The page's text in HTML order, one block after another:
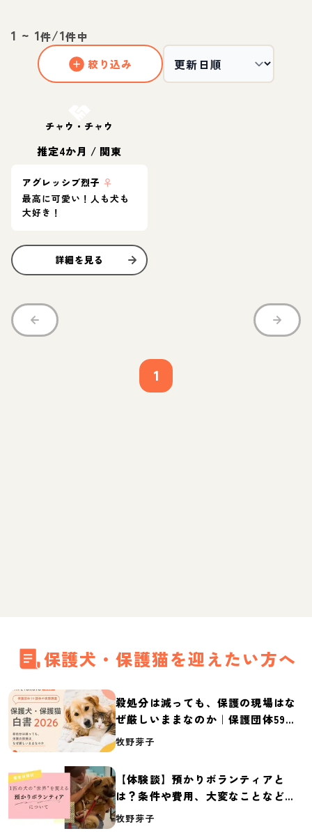
1 ~ 1件/1件中
絞り込み
チャウ・チャウ
推定4か月 / 関東
アグレッシブ烈子 ♀
最高に可愛い！人も犬も
大好き！
詳細を見る
1
保護犬・保護猫を迎えたい方へ
殺処分は減っても、保護の現場はな
ぜ厳しいままなのか｜保護団体59団
体の実態調査【保護犬・保護猫白書
牧野芽子
【体験談】預かりボランティアと
は？条件や費用、大変なことなど紹
介
牧野芽子